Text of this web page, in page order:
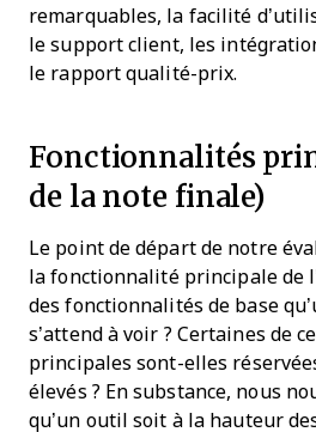
remarquables, la facilité
le support client, les
le rapport qualité-prix.
Fonctionnalités
de la note finale)
Le point de départ de notre
la fonctionnalité principale de
des fonctionnalités de base
s’attend à voir ? Certaines de
principales sont-elles
élevés ? En substance, nous
qu’un outil soit à la hauteur